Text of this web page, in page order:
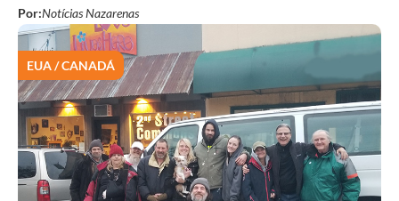
Por:Notícias Nazarenas
EUA / CANADÁ